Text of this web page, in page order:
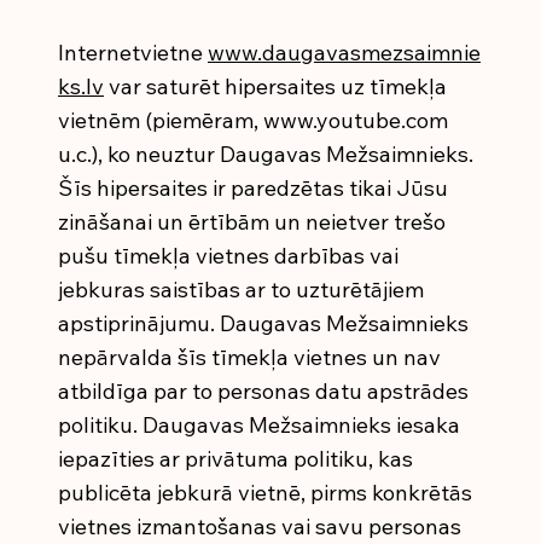
Internetvietnewww.daugavasmezsaimnie
ks.lv var saturēt hipersaites uz tīmekļa
vietnēm (piemēram, www.youtube.com
u.c.), ko neuztur Daugavas Mežsaimnieks.
Šīs hipersaites ir paredzētas tikai Jūsu
zināšanai un ērtībām un neietver trešo
pušu tīmekļa vietnes darbības vai
jebkuras saistības ar to uzturētājiem
apstiprinājumu. Daugavas Mežsaimnieks
nepārvalda šīs tīmekļa vietnes un nav
atbildīga par to personas datu apstrādes
politiku. Daugavas Mežsaimnieks iesaka
iepazīties ar privātuma politiku, kas
publicēta jebkurā vietnē, pirms konkrētās
vietnes izmantošanas vai savu personas